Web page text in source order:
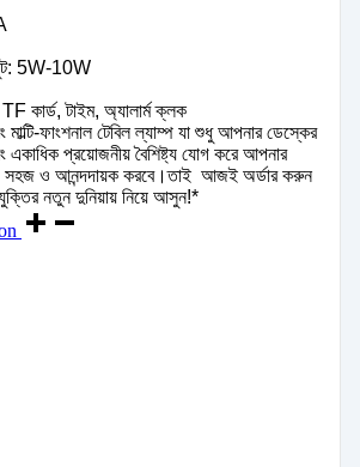
5W-10W
কার্ড, টাইম, অ্যালার্ম ক্লক
ফাংশনাল টেবিল ল্যাম্প যা শুধু আপনার ডেস্কের
একাধিক প্রয়োজনীয় বৈশিষ্ট্য যোগ করে আপনার
সহজ ও আনন্দদায়ক করবে।তাই আজই অর্ডার করুন
নতুন দুনিয়ায় নিয়ে আসুন!*